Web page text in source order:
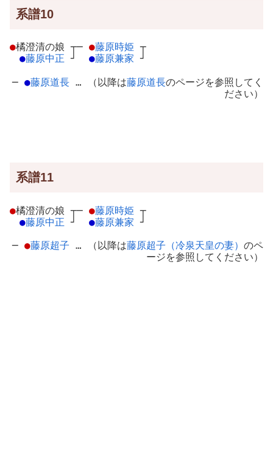
系譜10
●橘澄清の娘 ┬
●藤原中正 ┘
─ ●藤原時姫 ┬
●藤原兼家 ┘
─ ●藤原道長 … （以降は藤原道長のページを参照してく
ださい）
系譜11
●橘澄清の娘 ┬
●藤原中正 ┘
─ ●藤原時姫 ┬
●藤原兼家 ┘
─ ●藤原超子 … （以降は藤原超子（冷泉天皇の妻） のペ
ージを参照してください）